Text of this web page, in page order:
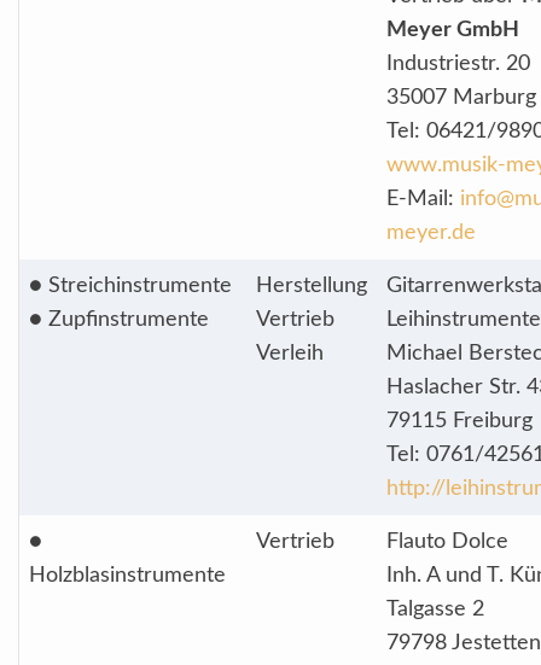
Meyer GmbH
Industriestr. 20
35007 Marburg
Tel: 06421/
www.musik-
E-Mail:
meyer.de
● Streichinstrumente
● Zupfinstrumente
Herstellung
Vertrieb
Verleih
Leihinstrumente
Michael
Haslacher Str.
79115 Freiburg
Tel: 0761/
http://
●
Holzblasinstrumente
Vertrieb
Flauto Dolce
Inh. A und T.
Talgasse 2
79798 Jestetten